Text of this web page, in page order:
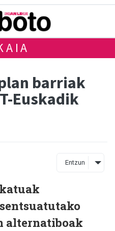
barriak
Euskadik
Entzun
alternatiboak